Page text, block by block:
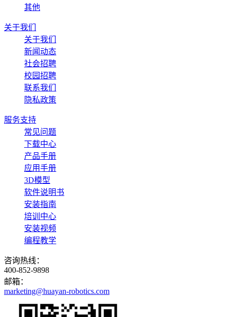
其他
关于我们
关于我们
新闻动态
社会招聘
校园招聘
联系我们
隐私政策
服务支持
常见问题
下载中心
产品手册
应用手册
3D模型
软件说明书
安装指南
培训中心
安装视频
编程教学
咨询热线：
400-852-9898
邮箱：
marketing@huayan-robotics.com